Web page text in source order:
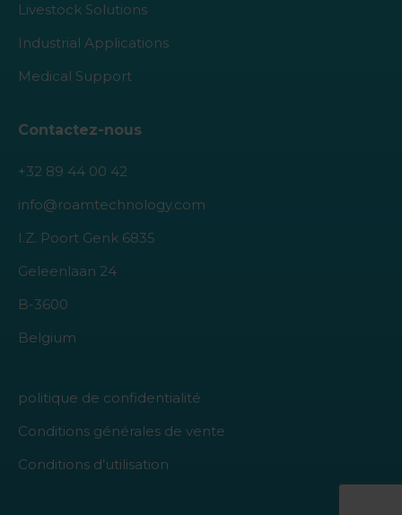
Livestock Solutions
Industrial Applications
Medical Support
Contactez-nous
+32 89 44 00 42
info@roamtechnology.com
I.Z. Poort Genk 6835
Geleenlaan 24
B-3600
Belgium
politique de confidentialité
Conditions générales de vente
Conditions d’utilisation